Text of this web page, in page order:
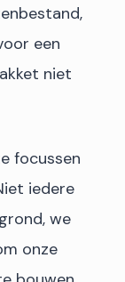
een
niet
focussen
iedere
we
onze